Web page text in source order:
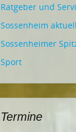
Ratgeber und
Sossenheim aktuell
Sossenheimer
Sport
Termine